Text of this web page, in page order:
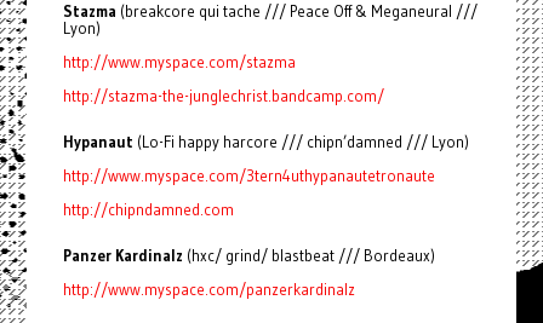
Stazma (breakcore qui tache /// Peace Off & Meganeural ///
Lyon)
http://www.myspace.com/stazma
http://stazma-the-junglechrist.bandcamp.com/
Hypanaut (Lo-Fi happy harcore /// chipn’damned /// Lyon)
http://www.myspace.com/3tern4uthypanautetronaute
http://chipndamned.com
Panzer Kardinalz (hxc/ grind/ blastbeat /// Bordeaux)
http://www.myspace.com/panzerkardinalz